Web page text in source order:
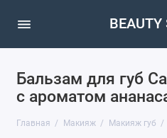
BEAUTY
Бальзам для губ
с ароматом
Главная Макияж Макияж губ